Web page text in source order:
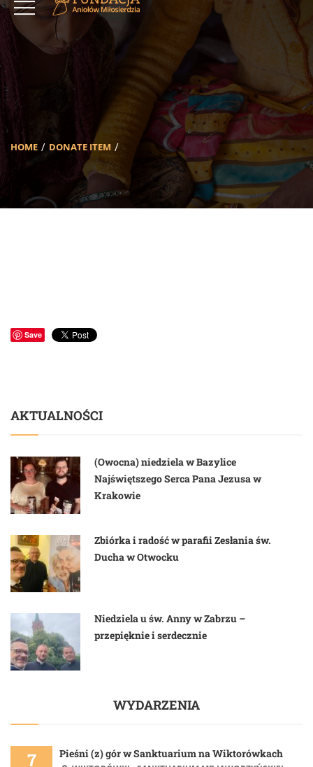
HOME DONATE ITEM
Save
AKTUALNOŚCI
(Owocna) niedziela w Bazylice
Najświętszego Serca Pana Jezusa w
Krakowie
Zbiórka i radość w parafii Zesłania św.
Ducha w Otwocku
Niedziela u św. Anny w Zabrzu –
przepięknie i serdecznie
WYDARZENIA
7 Pieśni (z) gór w Sanktuarium na Wiktorówkach